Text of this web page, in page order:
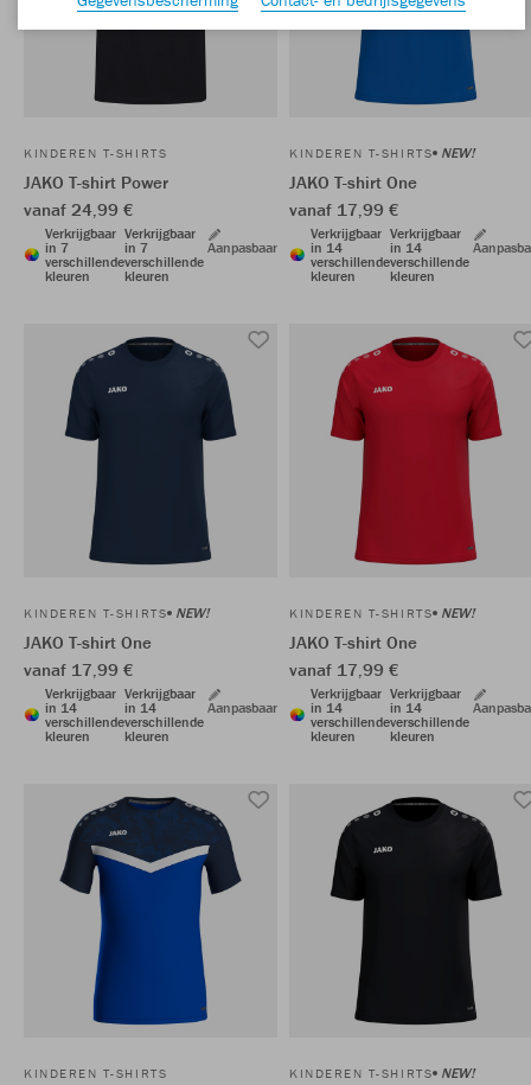
KINDEREN T-SHIRTS
JAKO T-shirt Power
vanaf 24,99 €
Verkrijgbaar
in 7
verschillende
kleuren
Verkrijgbaar
in 7
verschillende
kleuren
Aanpasbaar
KINDEREN T-SHIRTS NEW!
JAKO T-shirt One
vanaf 17,99 €
Verkrijgbaar
in 14
verschillende
kleuren
Verkrijgbaar
in 14
verschillende
kleuren
KINDEREN T-SHIRTS NEW!
JAKO T-shirt One
vanaf 17,99 €
Verkrijgbaar
in 14
verschillende
kleuren
Verkrijgbaar
in 14
verschillende
kleuren
Aanpasbaar
KINDEREN T-SHIRTS NEW!
JAKO T-shirt One
vanaf 17,99 €
Verkrijgbaar
in 14
verschillende
kleuren
Verkrijgbaar
in 14
verschillende
kleuren
KINDEREN T-SHIRTS KINDEREN T-SHIRTS NEW!